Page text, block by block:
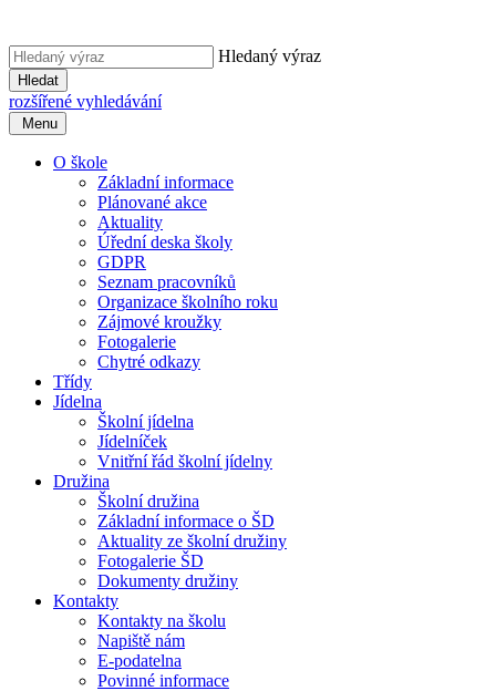
Hledaný výraz
Hledat
rozšířené vyhledávání
Menu
O škole
Základní informace
Plánované akce
Aktuality
Úřední deska školy
GDPR
Seznam pracovníků
Organizace školního roku
Zájmové kroužky
Fotogalerie
Chytré odkazy
Třídy
Jídelna
Školní jídelna
Jídelníček
Vnitřní řád školní jídelny
Družina
Školní družina
Základní informace o ŠD
Aktuality ze školní družiny
Fotogalerie ŠD
Dokumenty družiny
Kontakty
Kontakty na školu
Napiště nám
E-podatelna
Povinné informace